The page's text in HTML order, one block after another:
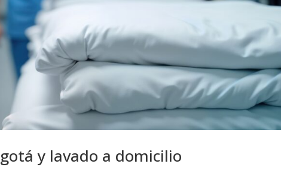
y lavado a domicilio